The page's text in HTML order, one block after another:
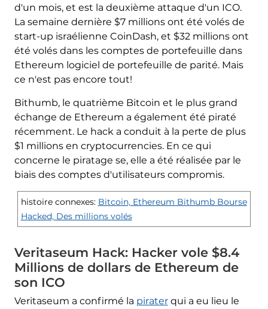
d'un mois, et est la deuxième attaque d'un ICO.
La semaine dernière $7 millions ont été volés de
start-up israélienne CoinDash, et $32 millions ont
été volés dans les comptes de portefeuille dans
Ethereum logiciel de portefeuille de parité. Mais
ce n'est pas encore tout!
Bithumb, le quatrième Bitcoin et le plus grand
échange de Ethereum a également été piraté
récemment. Le hack a conduit à la perte de plus
$1 millions en cryptocurrencies. En ce qui
concerne le piratage se, elle a été réalisée par le
biais des comptes d'utilisateurs compromis.
histoire connexes: Bitcoin, Ethereum Bithumb Bourse
Hacked, Des millions volés
Veritaseum Hack: Hacker vole $8.4
Millions de dollars de Ethereum de
son ICO
Veritaseum a confirmé la piraterqui a eu lieu le